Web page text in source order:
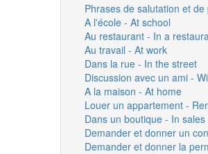
Phrases de salutation et
A l'école - At school
Au restaurant - In a
Au travail - At work
Dans la rue - In the street
Discussion avec un ami -
A la maison - At home
Louer un appartement -
Dans un boutique - In sales
Demander et donner un
Demander et donner la